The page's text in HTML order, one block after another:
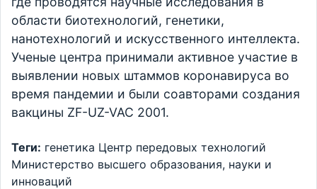
области биотехнологий, генетики,
нанотехнологий и искусственного интеллекта.
Ученые центра принимали активное участие в
выявлении новых штаммов коронавируса во
время пандемии и были соавторами создания
вакцины ZF-UZ-VAC 2001.
Теги: генетика Центр передовых технологий
Министерство высшего образования, науки и
инноваций